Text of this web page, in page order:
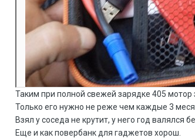
Таким при полной свежей зарядке 405 мотор
Только его нужно не реже чем каждые 3
Взял у соседа не крутит, у него год валялся
Еще и как повербанк для гаджетов хорош.